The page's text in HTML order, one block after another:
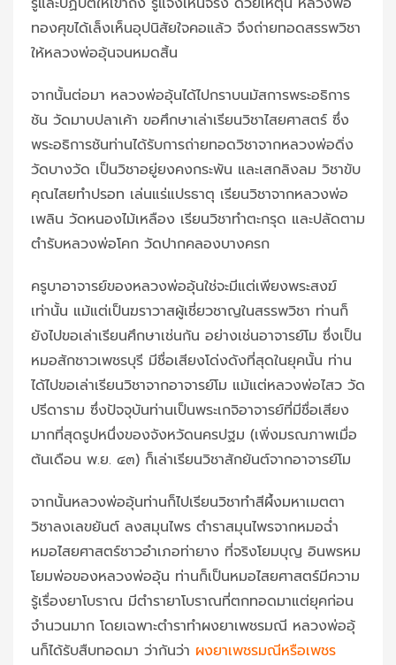
ทองศุขได้เล็งเห็นอุปนิสัยใจคอแล้ว จึงถ่ายทอดสรรพวิชา
ให้หลวงพ่ออุ้นจนหมดสิ้น
จากนั้นต่อมา หลวงพ่ออุ้นได้ไปกราบนมัสการพระอธิการ
ชัน วัดมาบปลาเค้า ขอศึกษาเล่าเรียนวิชาไสยศาสตร์ ซึ่ง
พระอธิการชันท่านได้รับการถ่ายทอดวิชาจากหลวงพ่อดิ่ง
วัดบางวัด เป็นวิชาอยู่ยงคงกระพัน และเสกลิงลม วิชาขับ
คุณไสยทำปรอท เล่นแร่แปรธาตุ เรียนวิชาจากหลวงพ่อ
เพลิน วัดหนองไม้เหลือง เรียนวิชาทำตะกรุด และปลัดตาม
ตำรับหลวงพ่อโคก วัดปากคลองบางครก
ครูบาอาจารย์ของหลวงพ่ออุ้นใช่จะมีแต่เพียงพระสงฆ์
เท่านั้น แม้แต่เป็นฆราวาสผู้เชี่ยวชาญในสรรพวิชา ท่านก็
ยังไปขอเล่าเรียนศึกษาเช่นกัน อย่างเช่นอาจารย์โม ซึ่งเป็น
หมอสักชาวเพชรบุรี มีชื่อเสียงโด่งดังที่สุดในยุคนั้น ท่าน
ได้ไปขอเล่าเรียนวิชาจากอาจารย์โม แม้แต่หลวงพ่อไสว วัด
ปรีดาราม ซึ่งปัจจุบันท่านเป็นพระเกจิอาจารย์ที่มีชื่อเสียง
มากที่สุดรูปหนึ่งของจังหวัดนครปฐม (เพิ่งมรณภาพเมื่อ
ต้นเดือน พ.ย. ๔๓) ก็เล่าเรียนวิชาสักยันต์จากอาจารย์โม
จากนั้นหลวงพ่ออุ้นท่านก็ไปเรียนวิชาทำสีผึ้งมหาเมตตา
วิชาลงเลขยันต์ ลงสมุนไพร ตำราสมุนไพรจากหมอฉ่ำ
หมอไสยศาสตร์ชาวอำเภอท่ายาง ที่จริงโยมบุญ อินพรหม
โยมพ่อของหลวงพ่ออุ้น ท่านก็เป็นหมอไสยศาสตร์มีความ
รู้เรื่องยาโบราณ มีตำรายาโบราณที่ตกทอดมาแต่ยุคก่อน
จำนวนมาก โดยเฉพาะตำราทำผงยาเพชรมณี หลวงพ่ออุ้
นก็ได้รับสืบทอดมา ว่ากันว่า ผงยาเพชรมณีหรือเพชร